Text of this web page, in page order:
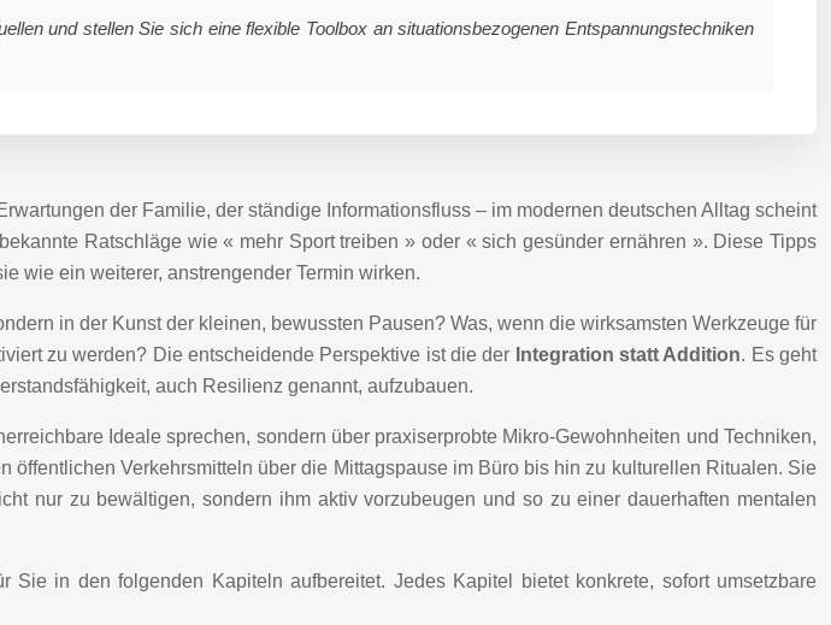
und stellen Sie sich eine flexible Toolbox an situationsbezogenen Entspannungstechniken
der Familie, der ständige Informationsfluss – im modernen deutschen Alltag scheint
Ratschläge wie « mehr Sport treiben » oder « sich gesünder ernähren ». Diese Tipps
wie ein weiterer, anstrengender Termin wirken.
in der Kunst der kleinen, bewussten Pausen? Was, wenn die wirksamsten Werkzeuge für
zu werden? Die entscheidende Perspektive ist die der Integration statt Addition. Es geht
auch Resilienz genannt, aufzubauen.
Ideale sprechen, sondern über praxiserprobte Mikro-Gewohnheiten und Techniken,
Verkehrsmitteln über die Mittagspause im Büro bis hin zu kulturellen Ritualen. Sie
nur zu bewältigen, sondern ihm aktiv vorzubeugen und so zu einer dauerhaften mentalen
in den folgenden Kapiteln aufbereitet. Jedes Kapitel bietet konkrete, sofort umsetzbare